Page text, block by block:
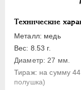
Технические
Металл: медь
Вес: 8.53 г.
Диаметр: 27 мм.
Тираж: на сумму
полушка)
АННА
ИОАНН
ЕЛИЗАВЕТА
ПЕТР III 1762-
ЕКАТЕРИНА II
ПАВЕЛ I 1796-